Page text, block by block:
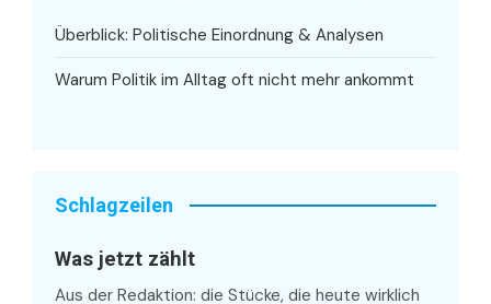
Überblick: Politische Einordnung & Analysen
Warum Politik im Alltag oft nicht mehr ankommt
Schlagzeilen
Was jetzt zählt
Aus der Redaktion: die Stücke, die heute wirklich